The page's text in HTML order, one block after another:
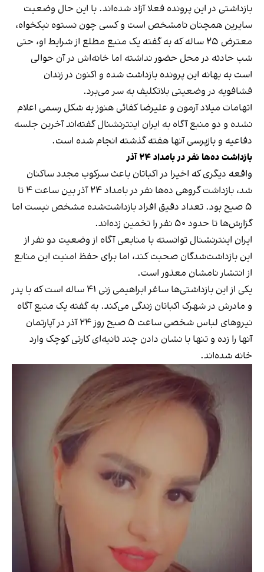
بازداشتی در این پرونده فعلا آزاد شده‌اند. با این حال وضعیت
سایرین همچنان نامشخص است و کسی چون نستوه نیکخواه،
معترض ۲۵ ساله که به گفته یک منبع مطلع از شرایط او، حتی
شب حادثه در محل حضور نداشته اما خانه‌اش در آن حوالی
است به بهانه این پرونده بازداشت شده و اکنون در زندان
فشافویه در وضعیتی بلاتکلیف به سر می‌برد.
اتهامات میلاد آرمون و علیرضا کفائی هنوز به شکل رسمی اعلام
نشده و دو منبع آگاه به ایران اینترنشنال گفته‌اند آخرین جلسه
دفاعیه و بازپرسی آنها هفته گذشته انجام شده است.
بازداشت ده‌ها نفر در بامداد ۲۴ آذر
واقعه دیگری که اخیرا در اکباتان باعث سرکوب مجدد ساکنان
شد، بازداشت گروهی ده‌ها نفر در بامداد ۲۴ آذر بین ساعت ۴ تا
۵ صبح بود. تعداد دقیق افراد بازداشت‌شده مشخص نیست اما
گزارش‌ها تا حدود ۵۰ نفر را تخمین زده‌اند.
ایران اینترنشنال توانسته با منابعی آگاه از وضعیت دو نفر از
این بازداشت‌شدگان صحبت کند، اما برای حفظ امنیت این منابع
از انتشار نامشان معذور است.
یکی از این بازداشتی‌ها ساغر ابراهیمی زنی ۴۱ ساله است که با پدر
و مادرش در شهرک اکباتان زندگی می‌کند. به گفته یک منبع آگاه
نیروهای لباس شخصی ساعت ۵ صبح روز ۲۴ آذر در آپارتمان
آنها را زده و تنها با نشان دادن چند ثانیه‌ای کارتی کوچک وارد
خانه شده‌اند.